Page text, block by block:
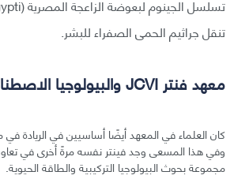
تنقل جراثيم الحمى الصفراء للبشر.
معهد فنتر JCVI والبيولوجيا الاصطناعية:
كان العلماء في المعهد أيضًا أساسيين في الريادة في
وفي هذا المسعى وجد فينتر نفسه مرةً أخرى في
مجموعة بحوث البيولوجيا التركيبية والطاقة الحيوية.